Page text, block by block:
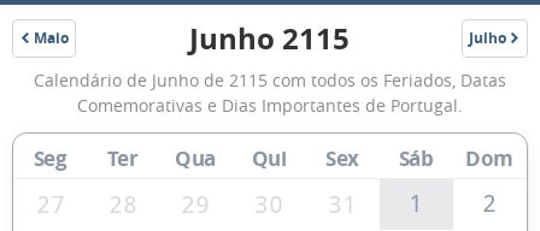
Maio
2115
Calendário
de
Junho
de
2115
Junho 2115 Julho
2115
Calendário de Junho de 2115 com todos os Feriados, Datas
Comemorativas e Dias Importantes de Portugal.
Seg Ter Qua Qui Sex Sáb Dom
27 28 29 30 31 1
2